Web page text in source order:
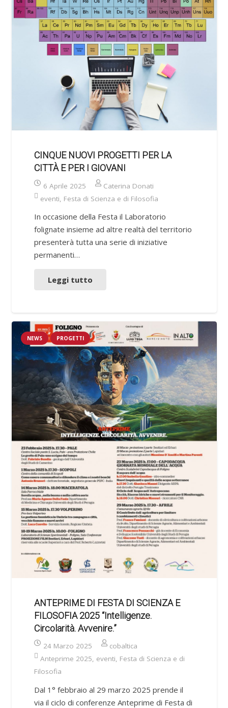
CINQUE NUOVI PROGETTI PER LA
CITTÀ E PER I GIOVANI
6 Aprile 2025
Caterina Donati
eventi Festa di Scienza e di Filosofia
In occasione della Festa il Laboratorio
folignate insieme ad altre realtà del territorio
presenterà tutta una serie di iniziative
permanenti…
Leggi tutto
NEWS PROGETTI
ANTEPRIME DI FESTA DI SCIENZA E
FILOSOFIA 2025 “Intelligenze.
Circolarità. Avvenire.”
24 Marzo 2025
cobaltica
Anteprime 2025, eventi, Festa di Scienza e di
Filosofia
Dal 1° febbraio al 29 marzo 2025 prende il
via il ciclo di conferenze Anteprime di Festa di